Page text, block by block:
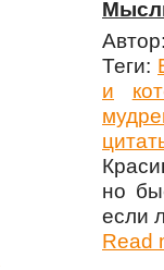
Теги:
и
но
если
Read